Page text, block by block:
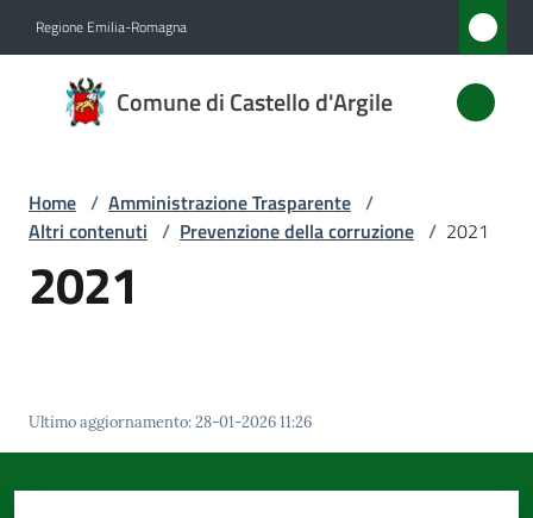
Regione Emilia-Romagna
Comune di Castello d'Argile
Comune
di
d'Argile
Amministrazione
Servizi
Vivere
Home / Amministrazione Trasparente /
Altri contenuti / Prevenzione della corruzione / 2021
2021
Ultimo aggiornamento:28-01-2026 11:26